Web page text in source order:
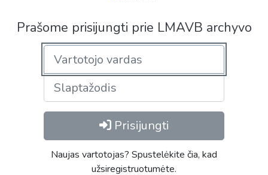
Prašome prisijungti prie LMAVB archyvo
Prisijungti
Naujas vartotojas? Spustelėkite čia, kad
užsiregistruotumėte.